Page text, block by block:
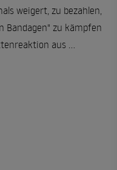
weigert, zu bezahlen,
Bandagen" zu kämpfen
aus ...